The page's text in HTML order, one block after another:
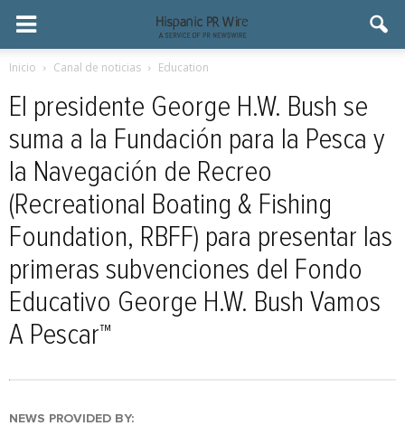
Inicio Canal de noticias Education
El presidente George H.W. Bush se
suma a la Fundación para la Pesca y
la Navegación de Recreo
(Recreational Boating & Fishing
Foundation, RBFF) para presentar las
primeras subvenciones del Fondo
Educativo George H.W. Bush Vamos
A Pescar™
NEWS PROVIDED BY: